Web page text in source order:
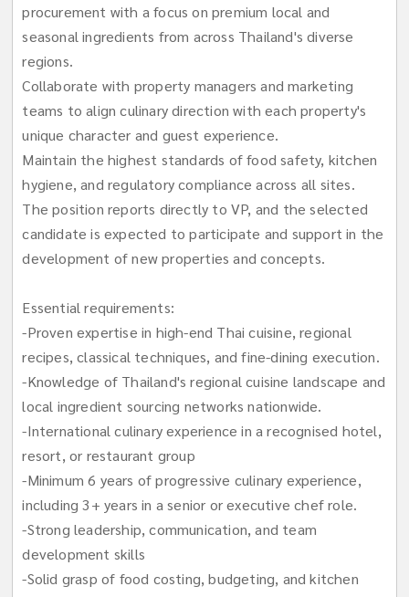
procurement with a focus on premium local and
seasonal ingredients from across Thailand's diverse
regions.
Collaborate with property managers and marketing
teams to align culinary direction with each property's
unique character and guest experience.
Maintain the highest standards of food safety, kitchen
hygiene, and regulatory compliance across all sites.
The position reports directly to VP, and the selected
candidate is expected to participate and support in the
development of new properties and concepts.
Essential requirements:
-Proven expertise in high-end Thai cuisine, regional
recipes, classical techniques, and fine-dining execution.
-Knowledge of Thailand's regional cuisine landscape and
local ingredient sourcing networks nationwide.
-International culinary experience in a recognised hotel,
resort, or restaurant group
-Minimum 6 years of progressive culinary experience,
including 3+ years in a senior or executive chef role.
-Strong leadership, communication, and team
development skills
-Solid grasp of food costing, budgeting, and kitchen